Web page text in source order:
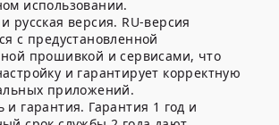
использовании.
русская версия. RU-версия
с предустановленной
прошивкой и сервисами, что
и гарантирует корректную
приложений.
и гарантия. Гарантия 1 год и